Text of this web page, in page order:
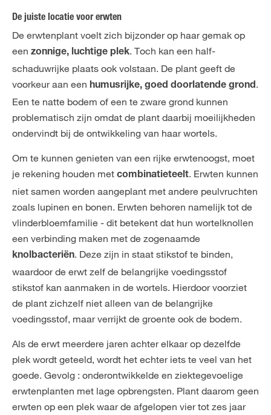
De juiste locatie voor erwten
De erwtenplant voelt zich bijzonder op haar gemak op
een zonnige, luchtige plek. Toch kan een half-
schaduwrijke plaats ook volstaan. De plant geeft de
voorkeur aan een humusrijke, goed doorlatende grond.
Een te natte bodem of een te zware grond kunnen
problematisch zijn omdat de plant daarbij moeilijkheden
ondervindt bij de ontwikkeling van haar wortels.
Om te kunnen genieten van een rijke erwtenoogst, moet
je rekening houden met combinatieteelt. Erwten kunnen
niet samen worden aangeplant met andere peulvruchten
zoals lupinen en bonen. Erwten behoren namelijk tot de
vlinderbloemfamilie - dit betekent dat hun wortelknollen
een verbinding maken met de zogenaamde
knolbacteriën. Deze zijn in staat stikstof te binden,
waardoor de erwt zelf de belangrijke voedingsstof
stikstof kan aanmaken in de wortels. Hierdoor voorziet
de plant zichzelf niet alleen van de belangrijke
voedingsstof, maar verrijkt de groente ook de bodem.
Als de erwt meerdere jaren achter elkaar op dezelfde
plek wordt geteeld, wordt het echter iets te veel van het
goede. Gevolg : onderontwikkelde en ziektegevoelige
erwtenplanten met lage opbrengsten. Plant daarom geen
erwten op een plek waar de afgelopen vier tot zes jaar